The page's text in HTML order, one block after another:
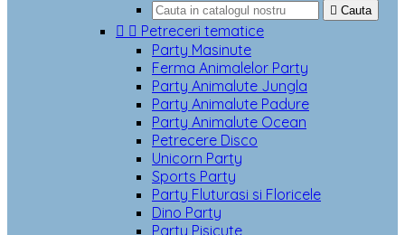
 Cauta
  Petreceri tematice
Party Masinute
Ferma Animalelor Party
Party Animalute Jungla
Party Animalute Padure
Party Animalute Ocean
Petrecere Disco
Unicorn Party
Sports Party
Party Fluturasi si Floricele
Dino Party
Party Pisicute